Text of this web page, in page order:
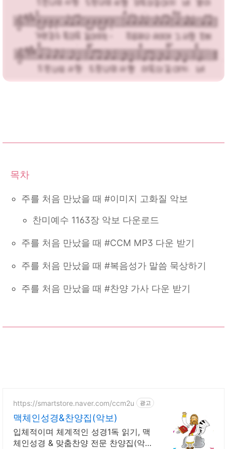
주를 처음 만났을 때 #이미지 고화질 악보
찬미예수 1163장 악보 다운로드
주를 처음 만났을 때 #CCM MP3 다운 받기
주를 처음 만났을 때 #복음성가 말씀 묵상하기
주를 처음 만났을 때 #찬양 가사 다운 받기
https://smartstore.naver.com/ccm2u 광고
맥체인성경&찬양집(악보)
입체적이며 체계적인 성경1독 읽기, 맥
체인성경 & 맞춤찬양 전문 찬양집(악